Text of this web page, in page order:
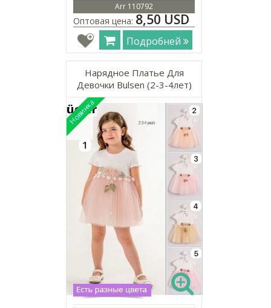
Arr 110792
Оптовая цена: 8,50 USD
Подробней
Нарядное Платье Для
Девочки Bulsen (2-3-4лет)